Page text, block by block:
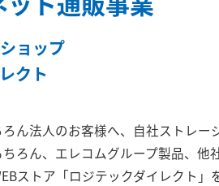
ョップ
クト
ん法人のお客様へ、自社ストレー
ろん、エレコムグループ製品、他
ストア「ロジテックダイレクト」